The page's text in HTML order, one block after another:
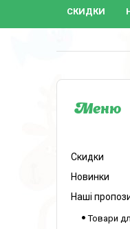
СКИДКИ
Скидки
Новинки
Наші
Товари